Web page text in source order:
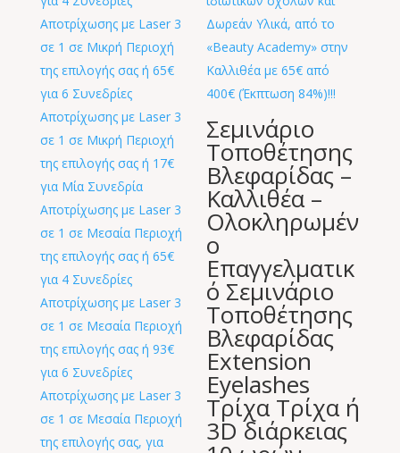
Σεμινάριο
Τοποθέτησης
Βλεφαρίδας –
Καλλιθέα –
Ολοκληρωμέν
ο
Επαγγελματικ
ό Σεμινάριο
Τοποθέτησης
Βλεφαρίδας
Extension
Eyelashes
Τρίχα Τρίχα ή
3D διάρκειας